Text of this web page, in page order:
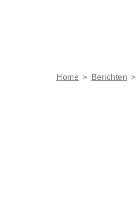
Home > Berichten >